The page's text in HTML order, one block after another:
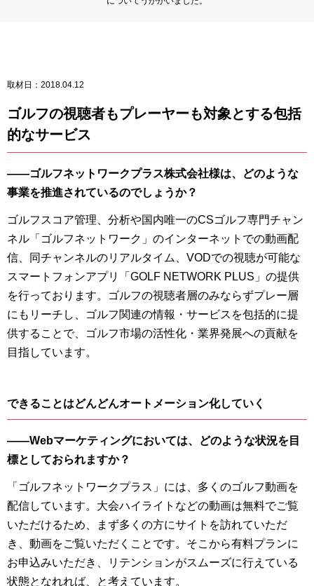
取材日： 2018.04.12
ゴルフの視聴者もプレーヤーも対象とする包括
的なサービス
――ゴルフネットワークプラス株式会社様は、どのような
事業を推進されているのでしょうか？
ゴルフスコア管理、分析や国内唯一のCSゴルフ専門チャン
ネル「ゴルフネットワーク」のインターネットでの動画配
信、同チャンネルのリアルタイム、VODでの視聴が可能な
スマートフォンアプリ「GOLF NETWORK PLUS」の提供
を行っております。ゴルフの視聴者層のみならずプレー層
にもリーチし、ゴルフ関連の情報・サービスを包括的に提
供することで、ゴルフ市場の活性化・業界発展への貢献を
目指しています。
できることはどんどんオートメーション化していく
――Webマーケティングにおいては、どのような状況を目
標としておられますか？
「ゴルフネットワークプラス」には、多くのゴルフ動画を
配信しています。大会ハイライトなどの動画は無料でご覧
いただけるため、まず多くの方にサイトを訪れていただ
き、動画をご覧いただくことです。そこから有料プランに
お申込みいただき、リテンションがスムーズに行えている
状態となれれば、と考えています。